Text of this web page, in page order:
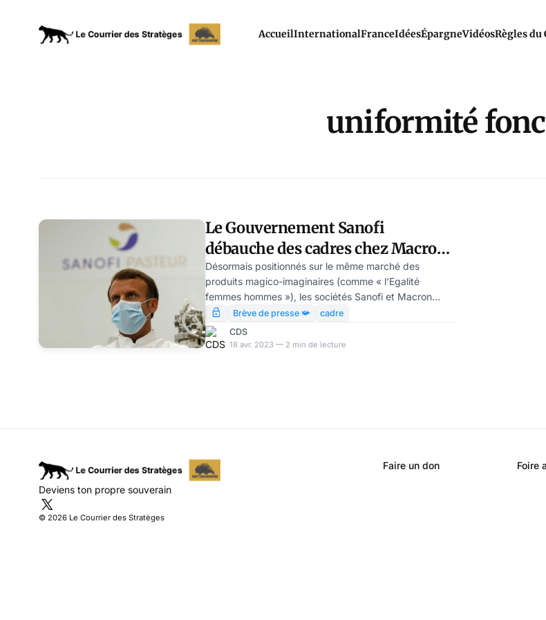
AccueilInternationalFranceIdéesÉpargneVidéosRègles du
uniformité
Le Gouvernement Sanofi
débauche des cadres chez Macron
SARL, par Modeste Schwartz
Désormais positionnés sur le même marché des
produits magico-imaginaires (comme « l’Egalité
femmes hommes »), les sociétés Sanofi et Macron
&Cie s’arrachent les jeunes talents de la
prestidigitation.
Brève de presse 📯
cadre
CDS
18 avr. 2023 — 2 min de lecture
Deviens ton propre souverain
© 2026 Le Courrier des Stratèges
Faire un don Foire